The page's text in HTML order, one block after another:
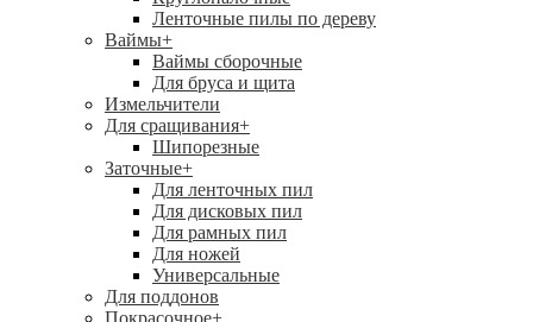
Ленточные пилы по дереву
Ваймы+
Ваймы сборочные
Для бруса и щита
Измельчители
Для сращивания+
Шипорезные
Заточные+
Для ленточных пил
Для дисковых пил
Для рамных пил
Для ножей
Универсальные
Для поддонов
Покрасочное+